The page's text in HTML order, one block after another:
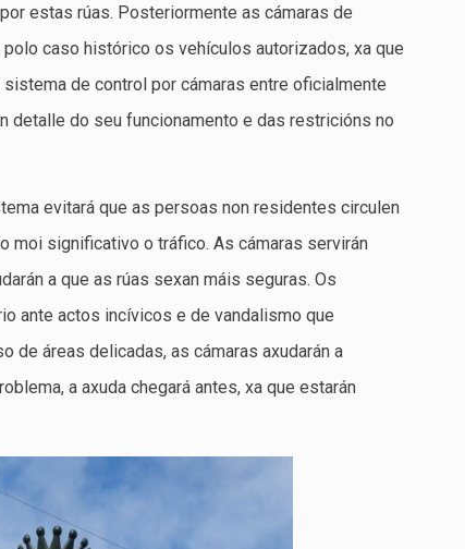
estas rúas. Posteriormente as cámaras de
caso histórico os vehículos autorizados, xa que
de control por cámaras entre oficialmente
detalle do seu funcionamento e das restricións no
evitará que as persoas non residentes circulen
moi significativo o tráfico. As cámaras servirán
a que as rúas sexan máis seguras. Os
ante actos incívicos e de vandalismo que
de áreas delicadas, as cámaras axudarán a
a axuda chegará antes, xa que estarán